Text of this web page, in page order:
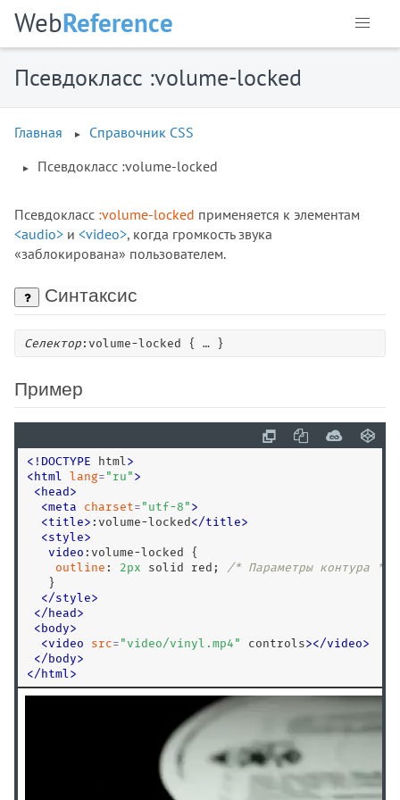
WebReference
Псевдокласс :volume-locked
Главная
Справочник CSS
Псевдокласс :volume-locked
Псевдокласс :volume-locked применяется к элементам
<audio> и <video>, когда громкость звука
«заблокирована» пользователем.
Синтаксис
Селектор :volume-locked { … }
Пример
< ! DOCTYPE html >
< html lang= " ru " >
< head >
<meta charset= " utf-8 " >
<title> :volume-locked </title>
<style>
video :volume-locked
{
outline : 2px solid red;
/* Параметры контура */
   }
</style>
</ head >
< body>
<video src= " video/vinyl.mp4 " controls></video>
</ body>
</ html >
::before
::first-letter
::grammar-error
::placeholder
::selection
:any-link
:autofill
:buffering
:default
:dir
:enabled
:first
:first-child
:first-of-type
:focus
:focus-visible
:focus-within
:fullscreen
:has()
:hover
:in-range